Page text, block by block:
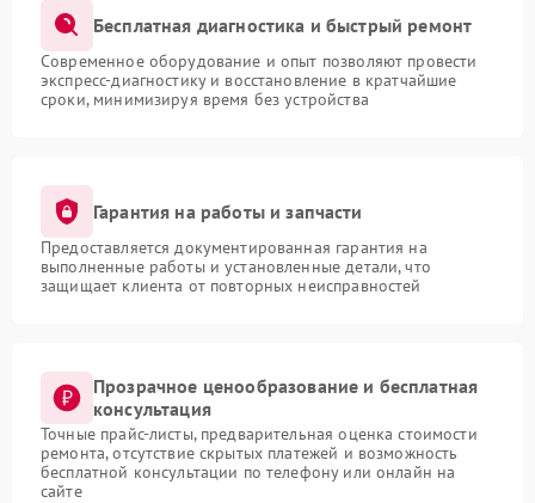
Бесплатная диагностика и быстрый ремонт
Современное оборудование и опыт позволяют провести
экспресс-диагностику и восстановление в кратчайшие
сроки, минимизируя время без устройства
Гарантия на работы и запчасти
Предоставляется документированная гарантия на
выполненные работы и установленные детали, что
защищает клиента от повторных неисправностей
Прозрачное ценообразование и бесплатная
консультация
Точные прайс-листы, предварительная оценка стоимости
ремонта, отсутствие скрытых платежей и возможность
бесплатной консультации по телефону или онлайн на
сайте